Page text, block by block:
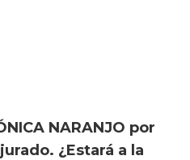
NARANJO por
¿Estará a la